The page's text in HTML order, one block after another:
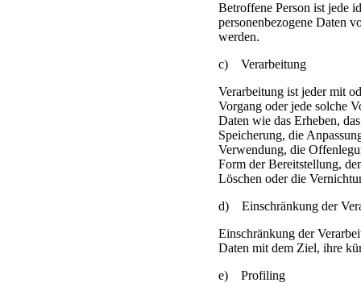
Betroffene Person ist jede
personenbezogene Daten
werden.
c) Verarbeitung
Verarbeitung ist jeder mit
Vorgang oder jede solche
Daten wie das Erheben,
Speicherung, die
Verwendung, die
Form der Bereitstellung,
Löschen oder die
d) Einschränkung der
Einschränkung der
Daten mit dem Ziel, ihre
e) Profiling